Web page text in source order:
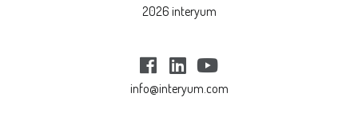
2026 interyum
info@interyum.com